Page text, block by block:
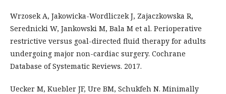
Wrzosek A, Jakowicka-Wordliczek J, Zajaczkowska R,
Serednicki W, Jankowski M, Bala M et al. Perioperative
restrictive versus goal-directed fluid therapy for adults
undergoing major non-cardiac surgery. Cochrane
Database of Systematic Reviews. 2017.
Uecker M, Kuebler JF, Ure BM, Schukfeh N. Minimally